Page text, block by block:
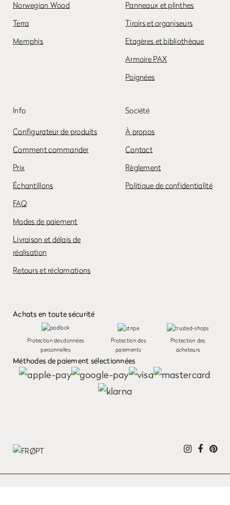
Norwegian Wood
Terra
Memphis
Panneaux et plinthes
Tiroirs et organiseurs
Etagères et bibliothèque
Armoire PAX
Poignées
Info
Configurateur de produits
Comment commander
Prix
Échantillons
FAQ
Modes de paiement
Livraison et délais de
réalisation
Retours et réclamations
Société
À propos
Contact
Règlement
Politique de confidentialité
Achats en toute sécurité
Protection des données
personnelles
Protection des
paiements
Protection des
acheteurs
Méthodes de paiement sélectionnées